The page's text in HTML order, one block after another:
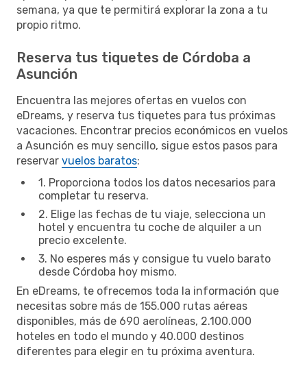
semana, ya que te permitirá explorar la zona a tu
propio ritmo.
Reserva tus tiquetes de Córdoba a
Asunción
Encuentra las mejores ofertas en vuelos con
eDreams, y reserva tus tiquetes para tus próximas
vacaciones. Encontrar precios económicos en vuelos
a Asunción es muy sencillo, sigue estos pasos para
reservar vuelos baratos:
1. Proporciona todos los datos necesarios para
completar tu reserva.
2. Elige las fechas de tu viaje, selecciona un
hotel y encuentra tu coche de alquiler a un
precio excelente.
3. No esperes más y consigue tu vuelo barato
desde Córdoba hoy mismo.
En eDreams, te ofrecemos toda la información que
necesitas sobre más de 155.000 rutas aéreas
disponibles, más de 690 aerolíneas, 2.100.000
hoteles en todo el mundo y 40.000 destinos
diferentes para elegir en tu próxima aventura.